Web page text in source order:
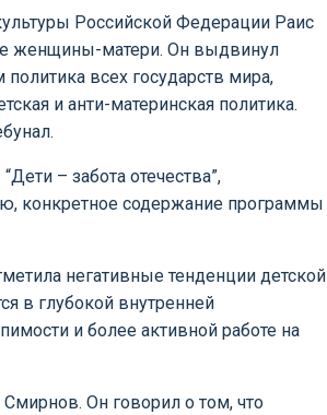
Российской Федерации Раис
женщины-матери. Он выдвинул
всех государств мира,
и анти-материнская политика.
– забота отечества”,
конкретное содержание программы
негативные тенденции детской
в глубокой внутренней
и более активной работе на
Он говорил о том, что